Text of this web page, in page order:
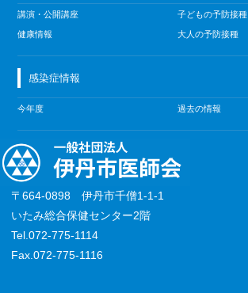
講演・公開講座
健康情報
子どもの予防接種
大人の予防接種
感染症情報
今年度 過去の情報
〒664-0898 伊丹市千僧1-1-1
いたみ総合保健センター2階
Tel.072-775-1114
Fax.072-775-1116